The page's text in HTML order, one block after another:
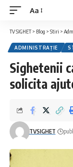
Font
Resizer
Aa
TV SIGHET> Blog > Stiri >
ADMINISTRAȚIE
Sighetenii
solicita
TVSIGHET